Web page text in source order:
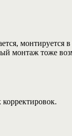
монтаж тоже